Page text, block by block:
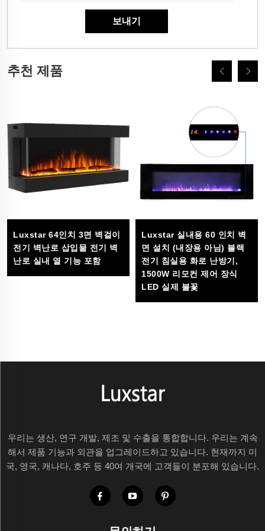
추천 제품
Luxstar 64인치 3면 벽걸이
전기 벽난로 삽입물 전기 벽
난로 실내 열 기능 포함
Luxstar 실내용 60 인치 벽
면 설치 (내장용 아님) 블랙
전기 침실용 화로 난방기,
1500W 리모컨 제어 장식
LED 실제 불꽃
우리는 생산, 연구 개발, 제조 및 수출을 통합합니다. 우리는 계속
해서 제품 기능과 외관을 업그레이드하고 있습니다. 현재까지 미
국, 영국, 캐나다, 호주 등 40여 개국에 고객들이 분포해 있습니다.